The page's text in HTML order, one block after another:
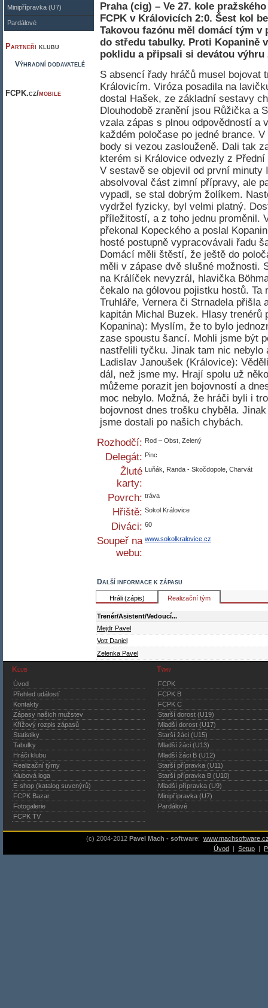
Minipřípravka (U7)
Pardálové
Partneři klubu
Výhradní dodavatelé
FCPK.cz/mobile
Praha (cig) – Ve 27. kole
FCPK v Královicích 2:0. Šest kol
Takovou fazónu měl domácí tým
do středu tabulky. Proti Kopanině
poklidu a připsali si devátou
S absencí řady hráčů musel bojovat
Královicím. Viróza posadila na
dostal Hašek, ze základní sestavy
Dlouhodobě zranění jsou Růžička a
vzala zápas s plnou odpovědností a
každém poločase po jedné brance.
body si vezou zaslouženě. Dali tak
kterém si Královice odvezly z
V sestavě se objevil od první
absolvoval část zimní přípravy, ale
vypadl, se stal dobrým žolíkem.
vydržel fyzicky, byl velmi platný.
příležitostí, a z toho jednu proměnil.
překonal Kopeckého a poslal
hosté postupně vypracovávali řadu
Domácí měli štěstí, že ještě do
měli v zápase dvě slušné možnosti.
na Králíček nevyzrál, hlavička
čekalo na gólovou pojistku hostů.
Truhláře, Vernera či Strnadela
kapitán Michal Buzek. Hlasy trenérů
Kopanina): Myslím, že to bylo
zase spoustu šancí. Mohli jsme být
nastřelili tyčku. Jinak tam nic nebylo
Ladislav Janoušek (Královice):
dál, než jsme my. Hrají spolu už
můžeme porazit jen bojovností a
moc nebylo. Možná, že hráči byli i
bojovnost dnes trošku chyběla.
jsme dostali po našich chybách.
Rozhodčí: Rod – Obst, Zelený
Delegát: Pinc
Žluté
karty:
Luňák, Randa - Skočdopole, Charvát
Povrch: tráva
Hřiště: Sokol Královice
Diváci: 60
Soupeř na
webu:
www.sokolkralovice.cz
Další informace k zápasu
Hráli (zápis) Realizační tým
Trenér/Asistent/Vedoucí...
Mejdr Pavel
Vott Daniel
Zelenka Pavel
Klub
Úvod
Přehled událostí
Kontakty
Zápasy našich mužstev
Křížový rozpis zápasů
Statistiky
Tabulky
Hráči klubu
Realizační týmy
Klubová loga
E-shop (katalog suvenýrů)
FCPK Bazar
Fotogalerie
FCPK TV
Týmy
FCPK
FCPK B
FCPK C
Starší dorost (U19)
Mladší dorost (U17)
Starší žáci (U15)
Mladší žáci (U13)
Mladší žáci B (U12)
Starší přípravka (U11)
Starší přípravka B (U10)
Mladší přípravka (U9)
Minipřípravka (U7)
Pardálové
(c) 2004-2012 Pavel Mach - software:
Úvod | Setup |